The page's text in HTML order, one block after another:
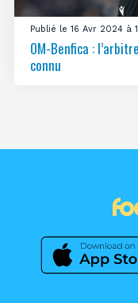
Publié le 16 Avr 2024 à
OM-Benfica :
connu